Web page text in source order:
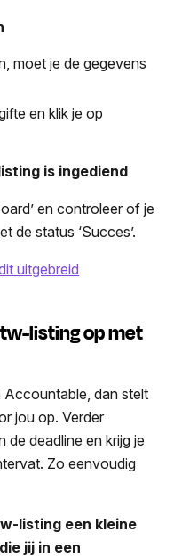
moet je de gegevens
en klik je op
is ingediend
en controleer of je
de status ‘Succes’.
uitgebreid
listing op met
dan stelt
jou op. Verder
de deadline en krijg je
Zo eenvoudig
listing een kleine
jij in een